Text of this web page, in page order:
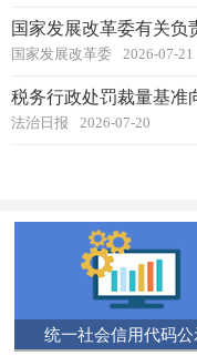
国家发展改革委 2026-07-21
税务行政处罚裁量基准
法治日报 2026-07-20
统一社会信用代码公